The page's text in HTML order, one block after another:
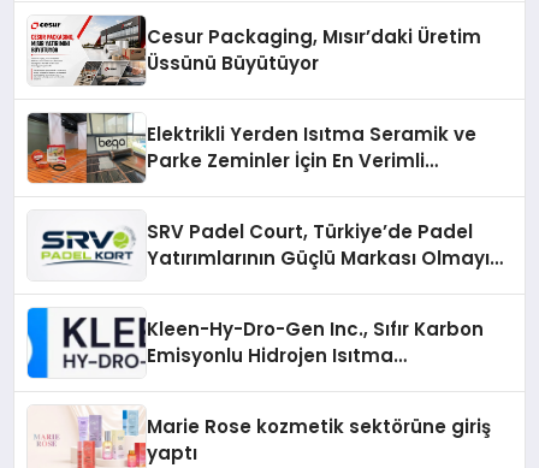
Cesur Packaging, Mısır’daki Üretim
Üssünü Büyütüyor
Elektrikli Yerden Isıtma Seramik ve
Parke Zeminler İçin En Verimli
SRV Padel Court, Türkiye’de Padel
Yatırımlarının Güçlü Markası Olmayı
Kleen-Hy-Dro-Gen Inc., Sıfır Karbon
Emisyonlu Hidrojen Isıtma
Marie Rose kozmetik sektörüne giriş
yaptı